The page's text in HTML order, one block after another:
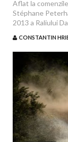
Aflat la
Stéphane
2013 a Raliului
CONSTANTIN